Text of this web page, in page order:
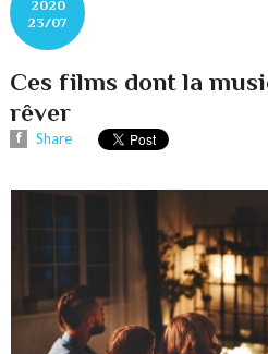
2020
23/07
Ces films dont la
rêver
Share